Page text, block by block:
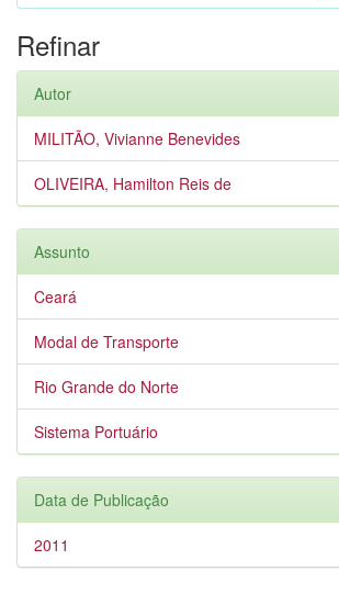
Refinar
Autor
MILITÃO, Vivianne Benevides
OLIVEIRA, Hamilton Reis de
Assunto
Ceará
Modal de Transporte
Rio Grande do Norte
Sistema Portuário
Data de Publicação
2011